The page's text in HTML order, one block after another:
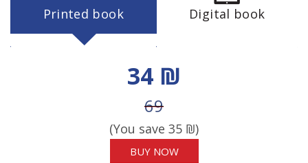
Printed book Digital book
Discount price
34 ₪
Price before discount
69
(You save 35 ₪)
BUY NOW